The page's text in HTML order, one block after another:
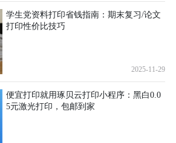
学生党资料打印省钱指南：期末复习/论文
打印性价比技巧
2025-11-29
便宜打印就用琢贝云打印小程序：黑白0.0
5元激光打印，包邮到家